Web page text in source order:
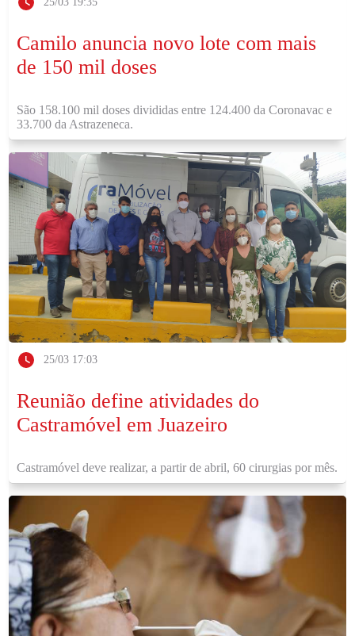
Camilo anuncia novo lote com mais
de 150 mil doses
São 158.100 mil doses divididas entre 124.400 da Coronavac e
33.700 da Astrazeneca.
25/03 17:03
Reunião define atividades do
Castramóvel em Juazeiro
Castramóvel deve realizar, a partir de abril, 60 cirurgias por mês.